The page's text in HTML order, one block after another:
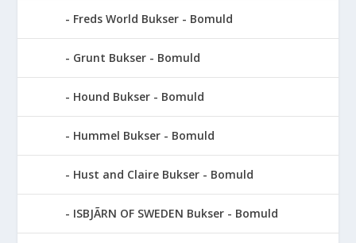
Freds World Bukser - Bomuld
Grunt Bukser - Bomuld
Hound Bukser - Bomuld
Hummel Bukser - Bomuld
Hust and Claire Bukser - Bomuld
ISBJÃRN OF SWEDEN Bukser - Bomuld